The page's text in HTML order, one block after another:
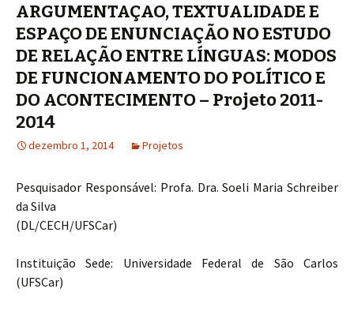
ARGUMENTAÇAO, TEXTUALIDADE E
ESPAÇO DE ENUNCIAÇÃO NO ESTUDO
DE RELAÇÃO ENTRE LÍNGUAS: MODOS
DE FUNCIONAMENTO DO POLÍTICO E
DO ACONTECIMENTO – Projeto 2011-
2014
dezembro 1, 2014 Projetos
Pesquisador Responsável: Profa. Dra. Soeli Maria Schreiber
da Silva
(DL/CECH/UFSCar)
Instituição Sede: Universidade Federal de São Carlos
(UFSCar)